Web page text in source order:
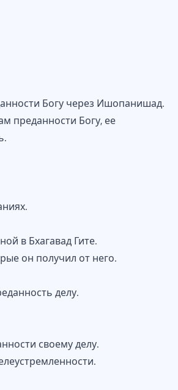
Богу через Ишопанишад.
преданности Богу, ее
в Бхагавад Гите.
он получил от него.
делу.
своему делу.